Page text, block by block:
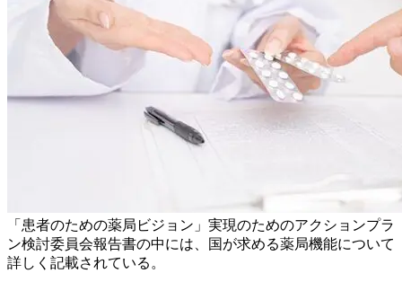
「患者のための薬局ビジョン」実現のためのアクションプラ
ン検討委員会報告書の中には、国が求める薬局機能について
詳しく記載されている。